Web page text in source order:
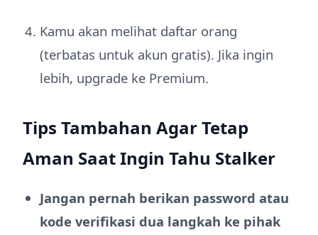
Kamu akan melihat daftar orang
(terbatas untuk akun gratis). Jika ingin
lebih, upgrade ke Premium.
Tips Tambahan Agar Tetap
Aman Saat Ingin Tahu Stalker
Jangan pernah berikan password atau
kode verifikasi dua langkah ke pihak